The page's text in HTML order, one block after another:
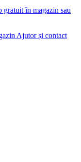
gratuit în magazin sau
Ajutor și contact